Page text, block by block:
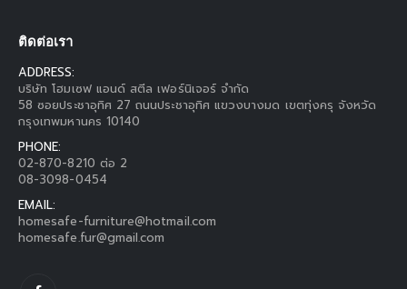
ติดต่อเรา
ADDRESS:
บริษัท โฮมเซฟ แอนด์ สตีล เฟอร์นิเจอร์ จำกัด
58 ซอยประชาอุทิศ 27 ถนนประชาอุทิศ แขวงบางมด เขตทุ่งครุ จังหวัด
กรุงเทพมหานคร 10140
PHONE:
02-870-8210 ต่อ 2
08-3098-0454
EMAIL:
homesafe-furniture@hotmail.com
homesafe.fur@gmail.com